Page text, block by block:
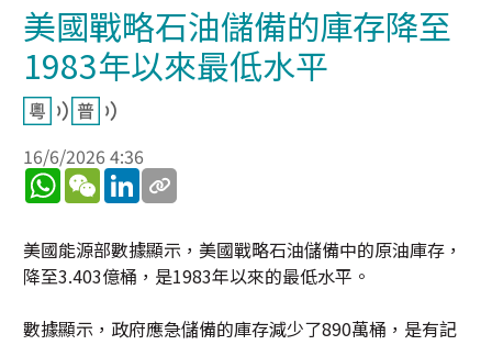
美國戰略石油儲備的庫存降至
1983年以來最低水平
16/6/2026 4:36
WhatsApp
WeChatLinkedIn
美國能源部數據顯示，美國戰略石油儲備中的原油庫存，
降至3.403億桶，是1983年以來的最低水平。
數據顯示，政府應急儲備的庫存減少了890萬桶，是有記